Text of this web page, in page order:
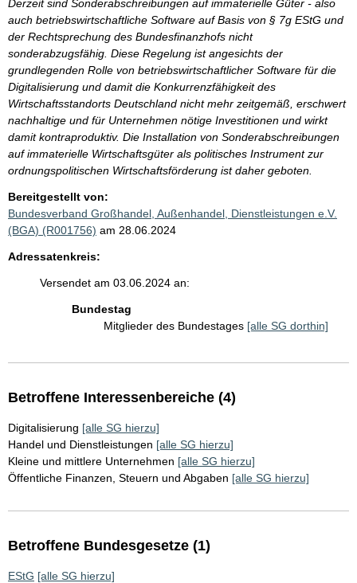
Derzeit sind Sonderabschreibungen auf immaterielle Güter - also
auch betriebswirtschaftliche Software auf Basis von § 7g EStG und
der Rechtsprechung des Bundesfinanzhofs nicht
sonderabzugsfähig. Diese Regelung ist angesichts der
grundlegenden Rolle von betriebswirtschaftlicher Software für die
Digitalisierung und damit die Konkurrenzfähigkeit des
Wirtschaftsstandorts Deutschland nicht mehr zeitgemäß, erschwert
nachhaltige und für Unternehmen nötige Investitionen und wirkt
damit kontraproduktiv. Die Installation von Sonderabschreibungen
auf immaterielle Wirtschaftsgüter als politisches Instrument zur
ordnungspolitischen Wirtschaftsförderung ist daher geboten.
Bereitgestellt von:
Bundesverband Großhandel, Außenhandel, Dienstleistungen e.V.
(BGA) (R001756) am 28.06.2024
Adressatenkreis:
Versendet am 03.06.2024 an:
Bundestag
Mitglieder des Bundestages [alle SG dorthin]
Betroffene Interessenbereiche (4)
Digitalisierung [alle SG hierzu]
Handel und Dienstleistungen [alle SG hierzu]
Kleine und mittlere Unternehmen [alle SG hierzu]
Öffentliche Finanzen, Steuern und Abgaben [alle SG hierzu]
Betroffene Bundesgesetze (1)
EStG [alle SG hierzu]